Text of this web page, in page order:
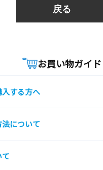
戻る
お買い物ガイド
する方へ
について